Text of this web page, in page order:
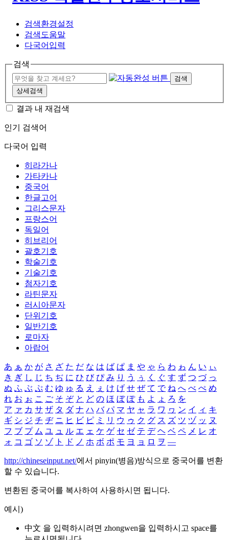
검색환경설정
검색도움말
다국어입력
검색
검색
상세검색
결과 내 재검색
인기 검색어
다국어 입력
히라가나
가타카나
중국어
한글고어
그리스문자
프랑스어
독일어
히브리어
괄호기호
학술기호
기술기호
첨자기호
라틴문자
러시아문자
단위기호
일반기호
로마자
아랍어
あ ぁ か が さ ざ た だ な は ば ぱ ま や ゃ ら わ ゎ ん い ぃ
き ぎ し じ ち ぢ に ひ び ぴ み り う ぅ く ぐ す ず つ づ っ
ぬ ふ ぶ ぷ む ゆ ゅ る え ぇ け げ せ ぜ て で ね へ べ ぺ め
れ お ぉ こ ご そ ぞ と ど の ほ ぼ ぽ も よ ょ ろ を
ア ァ カ サ ザ タ ダ ナ ハ バ パ マ ヤ ャ ラ ワ ヮ ン イ ィ キ
ギ シ ジ チ ヂ ニ ヒ ビ ピ ミ リ ウ ゥ ク グ ス ズ ツ ヅ ッ ヌ
フ ブ プ ム ユ ュ ル エ ェ ケ ゲ セ ゼ テ デ ヘ ベ ペ メ レ オ
ォ コ ゴ ソ ゾ ト ド ノ ホ ボ ポ モ ヨ ョ ロ ヲ ―
http://chineseinput.net/에서 pinyin(병음)방식으로 중국어를 변환
할 수 있습니다.
변환된 중국어를 복사하여 사용하시면 됩니다.
예시)
中文 을 입력하시려면 zhongwen을 입력하시고 space를